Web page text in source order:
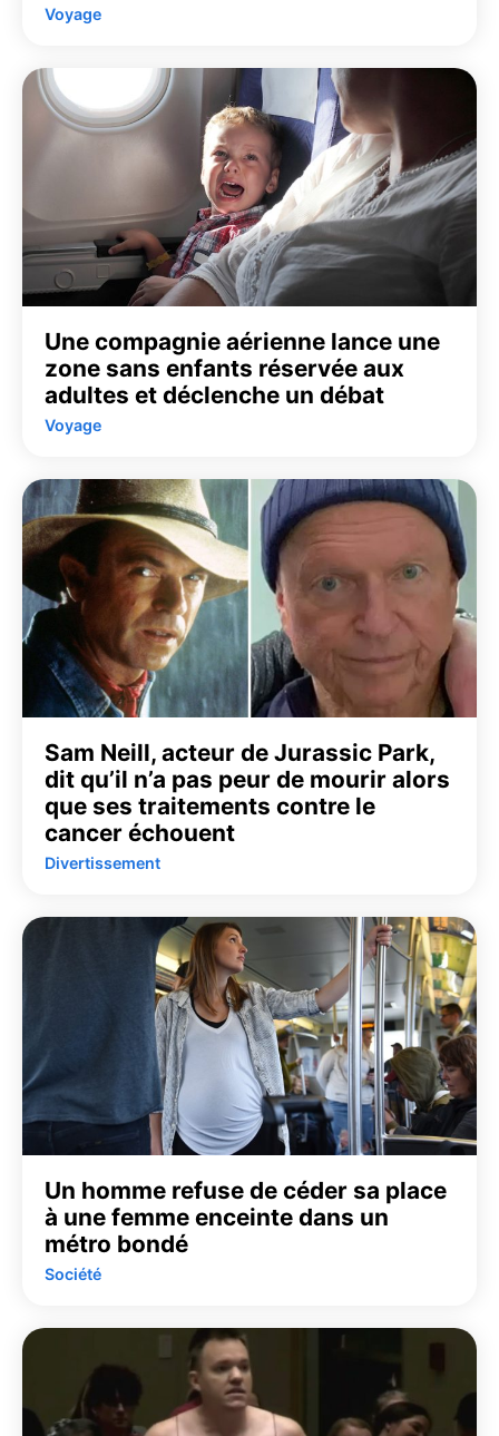
Voyage
Une compagnie aérienne lance une
zone sans enfants réservée aux
adultes et déclenche un débat
Voyage
Sam Neill, acteur de Jurassic Park,
dit qu’il n’a pas peur de mourir alors
que ses traitements contre le
cancer échouent
Divertissement
Un homme refuse de céder sa place
à une femme enceinte dans un
métro bondé
Société